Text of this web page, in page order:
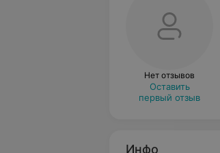
Нет отзывов
Оставить
первый отзыв
Инфо